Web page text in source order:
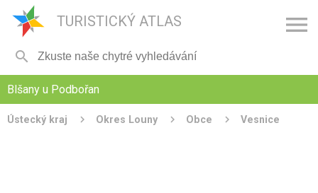
TURISTICKÝ ATLAS 

Blšany u Podbořan
Ústecký kraj Okres Louny Obce Vesnice